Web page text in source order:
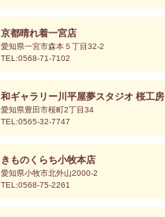
京都晴れ着一宮店
愛知県一宮市森本５丁目32-2
TEL:0568-71-7102
和ギャラリー川平屋夢スタジオ 桜工房
愛知県豊田市桜町2丁目34
TEL:0565-32-7747
きものくらち小牧本店
愛知県小牧市北外山2000-2
TEL:0568-75-2261